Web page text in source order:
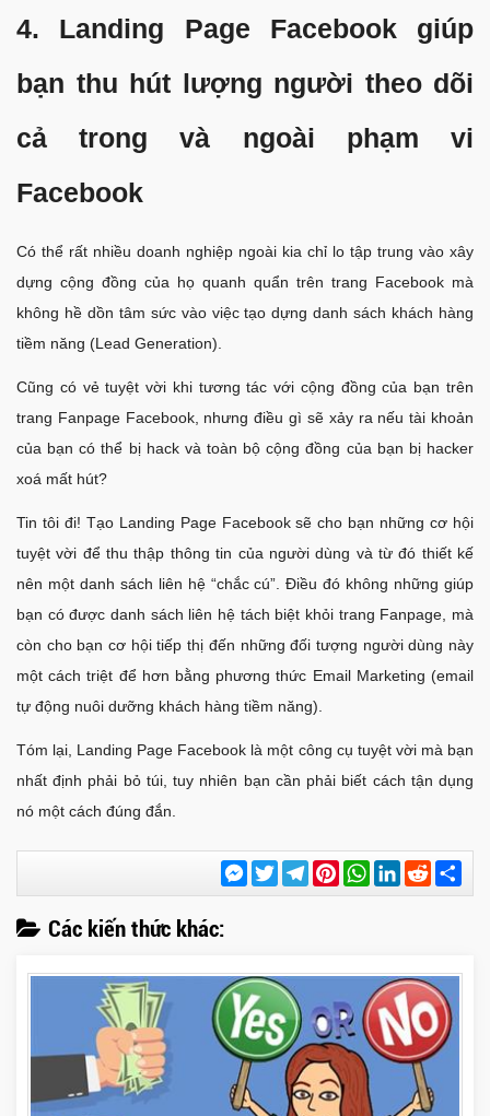
4. Landing Page Facebook giúp
bạn thu hút lượng người theo dõi
cả trong và ngoài phạm vi
Facebook
Có thể rất nhiều doanh nghiệp ngoài kia chỉ lo tập trung vào xây
dựng cộng đồng của họ quanh quẩn trên trang Facebook mà
không hề dồn tâm sức vào việc tạo dựng danh sách khách hàng
tiềm năng (Lead Generation).
Cũng có vẻ tuyệt vời khi tương tác với cộng đồng của bạn trên
trang Fanpage Facebook, nhưng điều gì sẽ xảy ra nếu tài khoản
của bạn có thể bị hack và toàn bộ cộng đồng của bạn bị hacker
xoá mất hút?
Tin tôi đi! Tạo Landing Page Facebook sẽ cho bạn những cơ hội
tuyệt vời để thu thập thông tin của người dùng và từ đó thiết kế
nên một danh sách liên hệ “chắc cú”. Điều đó không những giúp
bạn có được danh sách liên hệ tách biệt khỏi trang Fanpage, mà
còn cho bạn cơ hội tiếp thị đến những đối tượng người dùng này
một cách triệt để hơn bằng phương thức Email Marketing (email
tự động nuôi dưỡng khách hàng tiềm năng).
Tóm lại, Landing Page Facebook là một công cụ tuyệt vời mà bạn
nhất định phải bỏ túi, tuy nhiên bạn cần phải biết cách tận dụng
nó một cách đúng đắn.
Messenger
TwitterTelegramPinterestWhatsApp
LinkedIn
Reddit
Các kiến thức khác: